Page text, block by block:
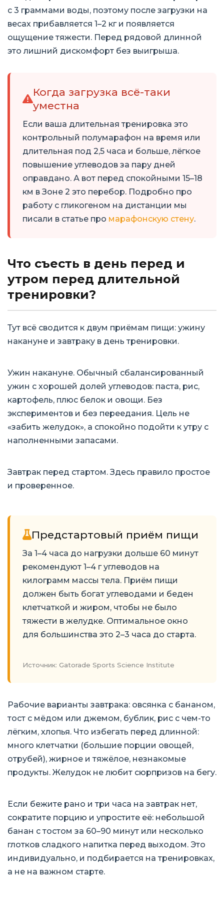
с 3 граммами воды, поэтому после загрузки на
весах прибавляется 1–2 кг и появляется
ощущение тяжести. Перед рядовой длинной
это лишний дискомфорт без выигрыша.
Когда загрузка всё-таки
уместна
Если ваша длительная тренировка это
контрольный полумарафон на время или
длительная под 2,5 часа и больше, лёгкое
повышение углеводов за пару дней
оправдано. А вот перед спокойными 15–18
км в Зоне 2 это перебор. Подробно про
работу с гликогеном на дистанции мы
писали в статье про марафонскую стену.
Что съесть в день перед и
утром перед длительной
тренировки?
Тут всё сводится к двум приёмам пищи: ужину
накануне и завтраку в день тренировки.
Ужин накануне. Обычный сбалансированный
ужин с хорошей долей углеводов: паста, рис,
картофель, плюс белок и овощи. Без
экспериментов и без переедания. Цель не
«забить желудок», а спокойно подойти к утру с
наполненными запасами.
Завтрак перед стартом. Здесь правило простое
и проверенное.
Предстартовый приём пищи
За 1–4 часа до нагрузки дольше 60 минут
рекомендуют 1–4 г углеводов на
килограмм массы тела. Приём пищи
должен быть богат углеводами и беден
клетчаткой и жиром, чтобы не было
тяжести в желудке. Оптимальное окно
для большинства это 2–3 часа до старта.
Источник: Gatorade Sports Science Institute
Рабочие варианты завтрака: овсянка с бананом,
тост с мёдом или джемом, бублик, рис с чем-то
лёгким, хлопья. Что избегать перед длинной:
много клетчатки (большие порции овощей,
отрубей), жирное и тяжёлое, незнакомые
продукты. Желудок не любит сюрпризов на бегу.
Если бежите рано и три часа на завтрак нет,
сократите порцию и упростите её: небольшой
банан с тостом за 60–90 минут или несколько
глотков сладкого напитка перед выходом. Это
индивидуально, и подбирается на тренировках,
а не на важном старте.